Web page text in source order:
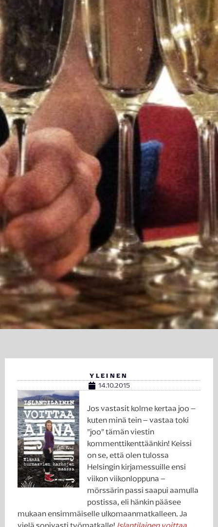
YLEINEN
14.10.2015
Jos vastasit kolme kertaa joo –
kuten minä tein – vastaa toki
”joo” tämän viestin
kommenttikenttäänkin! Keissi
on se, että olen tulossa
Helsingin kirjamessuille ensi
viikon viikonloppuna –
mörssärin passi saapui aamulla
postissa, eli hänkin pääsee
mukaan ensimmäiselle ulkomaanmatkalleen. Ja